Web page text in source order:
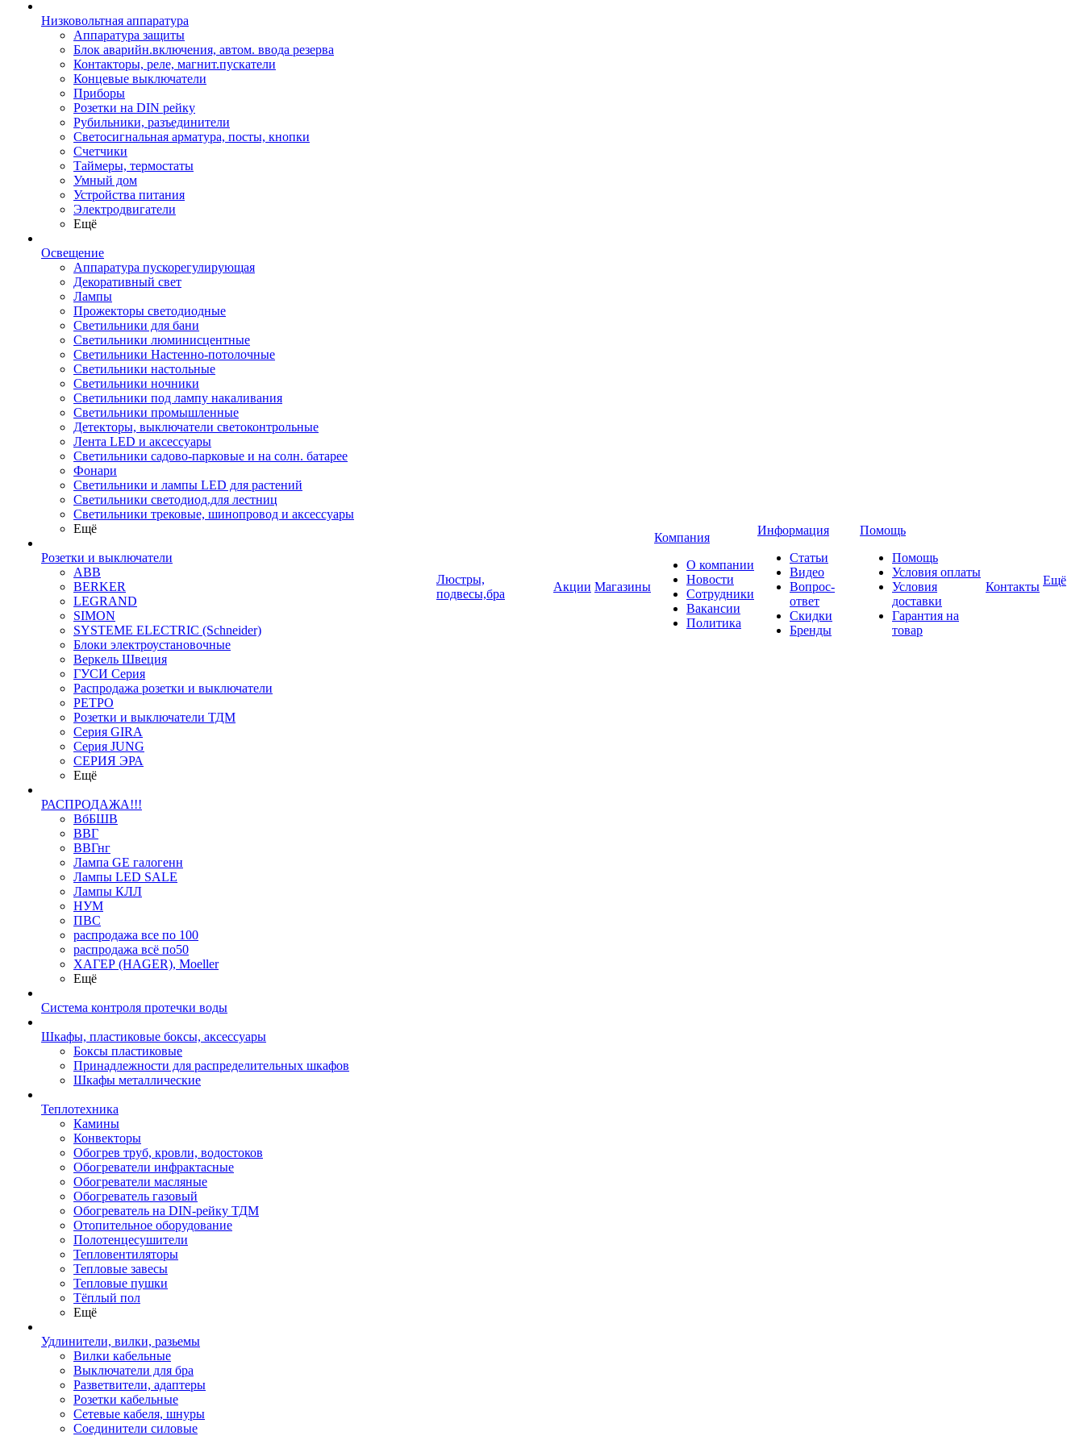
Низковольтная аппаратура
Аппаратура защиты
Блок аварийн.включения, автом. ввода резерва
Контакторы, реле, магнит.пускатели
Концевые выключатели
Приборы
Розетки на DIN рейку
Рубильники, разъединители
Светосигнальная арматура, посты, кнопки
Счетчики
Таймеры, термостаты
Умный дом
Устройства питания
Электродвигатели
Ещё
Освещение
Аппаратура пускорегулирующая
Декоративный свет
Лампы
Прожекторы светодиодные
Светильники для бани
Светильники люминисцентные
Светильники Настенно-потолочные
Светильники настольные
Светильники ночники
Светильники под лампу накаливания
Светильники промышленные
Детекторы, выключатели светоконтрольные
Лента LED и аксессуары
Светильники садово-парковые и на солн. батарее
Фонари
Светильники и лампы LED для растений
Светильники светодиод.для лестниц
Светильники трековые, шинопровод и аксессуары
Ещё
Розетки и выключатели
ABB
BERKER
LEGRAND
SIMON
SYSTEME ELECTRIC (Schneider)
Блоки электроустановочные
Веркель Швеция
ГУСИ Серия
Распродажа розетки и выключатели
РЕТРО
Розетки и выключатели ТДМ
Серия GIRA
Серия JUNG
СЕРИЯ ЭРА
Ещё
РАСПРОДАЖА!!!
ВбБШВ
ВВГ
ВВГнг
Лампа GE галогенн
Лампы LED SALE
Лампы КЛЛ
НУМ
ПВС
распродажа все по 100
распродажа всё по50
ХАГЕР (HAGER), Moeller
Ещё
Система контроля протечки воды
Шкафы, пластиковые боксы, аксессуары
Боксы пластиковые
Принадлежности для распределительных шкафов
Шкафы металлические
Теплотехника
Камины
Конвекторы
Обогрев труб, кровли, водостоков
Обогреватели инфрактасные
Обогреватели масляные
Обогреватель газовый
Обогреватель на DIN-рейку ТДМ
Отопительное оборудование
Полотенцесушители
Тепловентиляторы
Тепловые завесы
Тепловые пушки
Тёплый пол
Ещё
Удлинители, вилки, разьемы
Вилки кабельные
Выключатели для бра
Разветвители, адаптеры
Розетки кабельные
Сетевые кабеля, шнуры
Соединители силовые
Люстры,
подвесы,бра
Акции Магазины
Компания
О компании
Новости
Сотрудники
Вакансии
Политика
Информация
Статьи
Видео
Вопрос-
ответ
Скидки
Бренды
Помощь
Помощь
Условия оплаты
Условия
доставки
Гарантия на
товар
Контакты Ещё